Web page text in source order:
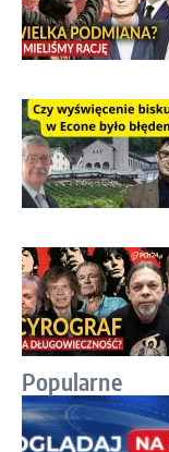
Popularne